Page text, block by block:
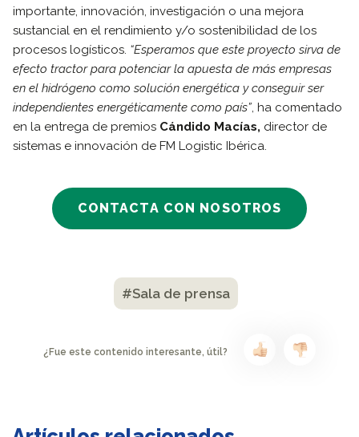
importante, innovación, investigación o una mejora
sustancial en el rendimiento y/o sostenibilidad de los
procesos logísticos. “Esperamos que este proyecto sirva de
efecto tractor para potenciar la apuesta de más empresas
en el hidrógeno como solución energética y conseguir ser
independientes energéticamente como país”, ha comentado
en la entrega de premios Cándido Macías, director de
sistemas e innovación de FM Logistic Ibérica.
CONTACTA CON NOSOTROS
#Sala de prensa
¿Fue este contenido interesante, útil?